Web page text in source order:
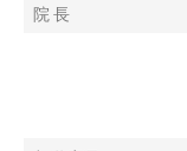
院 長